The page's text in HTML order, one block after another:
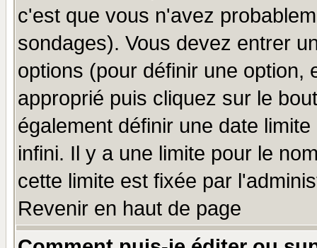
c'est que vous n'avez
sondages). Vous devez entrer
options (pour définir une option,
approprié puis cliquez sur le
également définir une date
infini. Il y a une limite pour le
cette limite est fixée par
Revenir en haut de page